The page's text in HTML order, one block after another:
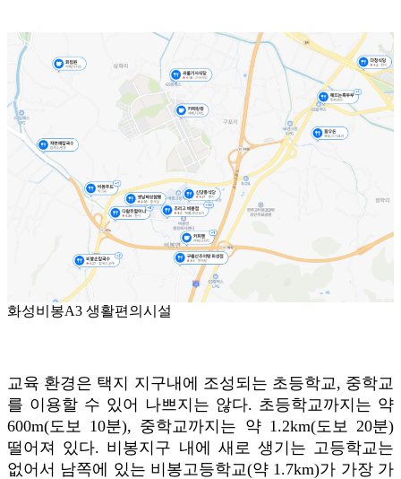
화성비봉A3 생활편의시설
교육 환경은 택지 지구내에 조성되는 초등학교, 중학교
를 이용할 수 있어 나쁘지는 않다. 초등학교까지는 약
600m(도보 10분), 중학교까지는 약 1.2km(도보 20분)
떨어져 있다. 비봉지구 내에 새로 생기는 고등학교는
없어서 남쪽에 있는 비봉고등학교(약 1.7km)가 가장 가